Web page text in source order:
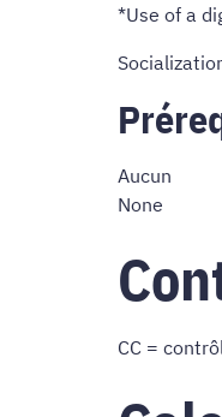
*Use of a
Aucun
None
CC =